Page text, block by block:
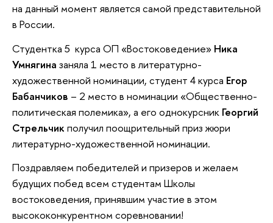
на данный момент является самой представительной
в России.
Студентка 5 курса ОП «Востоковедение» Ника
Умнягина заняла 1 место в литературно-
художественной номинации, студент 4 курса Егор
Бабанчиков – 2 место в номинации «Общественно-
политическая полемика», а его однокурсник Георгий
Стрельчик получил поощрительный приз жюри
литературно-художественной номинации.
Поздравляем победителей и призеров и желаем
будущих побед всем студентам Школы
востоковедения, принявшим участие в этом
высококонкурентном соревновании!